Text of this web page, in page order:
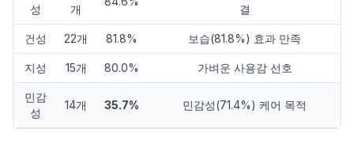
성
개
결
건성 22개 81.8% 보습(81.8%) 효과 만족
지성 15개 80.0% 가벼운 사용감 선호
민감
성
14개 35.7% 민감성(71.4%) 케어 목적